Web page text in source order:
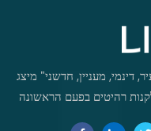
דינמי, מעניין, חדשני" מיצג
רהיטים בפעם הראשונה